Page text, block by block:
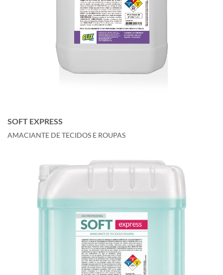
SOFT EXPRESS
AMACIANTE DE TECIDOS E ROUPAS